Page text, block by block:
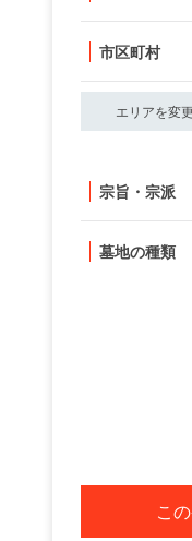
市区町村
エリアを変更
宗旨・宗派
墓地の種類
こ